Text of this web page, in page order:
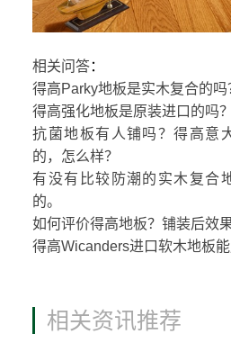
相关问答：
得高Parky地板是实木复合的吗
得高强化地板是原装进口的吗
抗菌地板有人铺吗？得高意
的，怎么样？
有没有比较防潮的实木复合
的。
如何评价得高地板？铺装后效
得高Wicanders进口软木地板
相关资讯推荐